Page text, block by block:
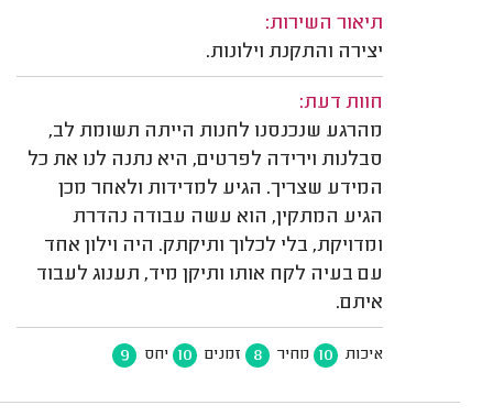
תיאור השירות:
יצירה והתקנת וילונות.
חוות דעת:
מהרגע שנכנסנו לחנות הייתה תשומת לב,
סבלנות וירידה לפרטים, היא נתנה לנו את כל
המידע שצריך. הגיע למדידות ולאחר מכן
הגיע המתקין, הוא עשה עבודה נהדרת
ומדויקת, בלי לכלוך ותיקתק. היה וילון אחד
עם בעיה לקח אותו ותיקן מיד, תענוג לעבוד
איתם.
איכות 10 מחיר 8 זמנים 10 יחס 9